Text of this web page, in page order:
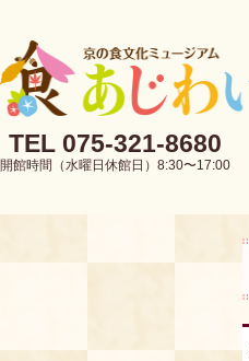
TEL 075-321-8680
開館時間（水曜日休館日）8:30〜17:00